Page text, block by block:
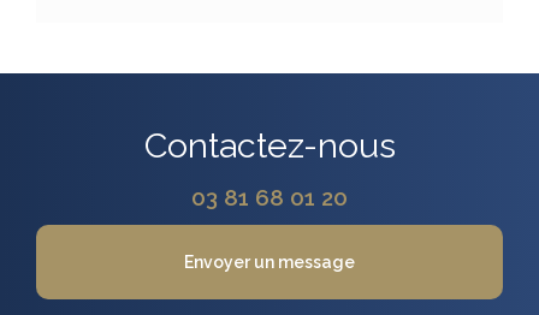
Contactez-nous
03 81 68 01 20
Envoyer un message